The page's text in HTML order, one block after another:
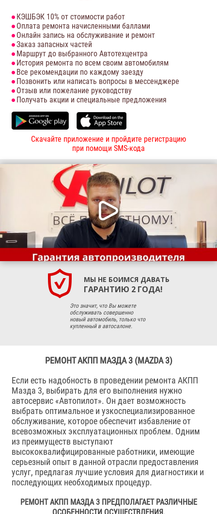
КЭШБЭК 10% от стоимости работ
Оплата ремонта начисленными баллами
Онлайн запись на обслуживание и ремонт
Заказ запасных частей
Маршрут до выбранного Автотехцентра
История ремонта по всем своим автомобилям
Все рекомендации по каждому заезду
Позвонить или написать вопросы в мессенджере
Отзыв или пожелание руководству
Получать акции и специальные предложения
Скачайте приложение и пройдите регистрацию
при помощи SMS-кода
МЫ НЕ БОИМСЯ ДАВАТЬ
ГАРАНТИЮ 2 ГОДА!
Это значит, что Вы можете
обслуживать совершенно
новый автомобиль, только что
купленный в автосалоне.
РЕМОНТ АКПП МАЗДА 3 (MAZDA 3)
Если есть надобность в проведении ремонта АКПП
Мазда 3, выбирать для его выполнения нужно
автосервис «Автопилот». Он дает возможность
выбрать оптимальное и узкоспециализированное
обслуживание, которое обеспечит избавление от
всевозможных эксплуатационных проблем. Одним
из преимуществ выступают
высококвалифицированные работники, имеющие
серьезный опыт в данной отрасли предоставления
услуг, предлагая лучшие условия для диагностики и
последующих необходимых процедур.
РЕМОНТ АКПП МАЗДА 3 ПРЕДПОЛАГАЕТ РАЗЛИЧНЫЕ